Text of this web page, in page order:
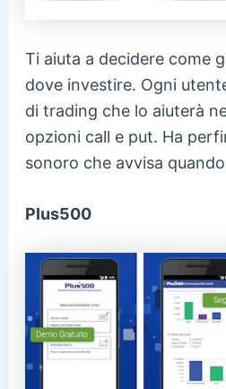
Ti aiuta a decidere come
dove investire. Ogni
di trading che lo aiuterà
opzioni call e put. Ha
sonoro che avvisa
Plus500